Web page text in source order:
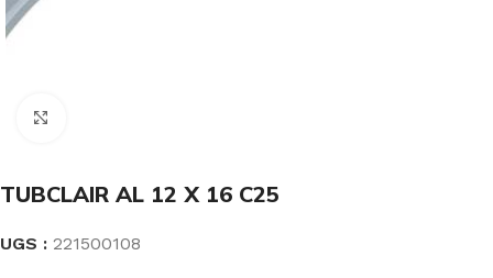
TUBCLAIR AL 12 X 16 C25
UGS : 221500108